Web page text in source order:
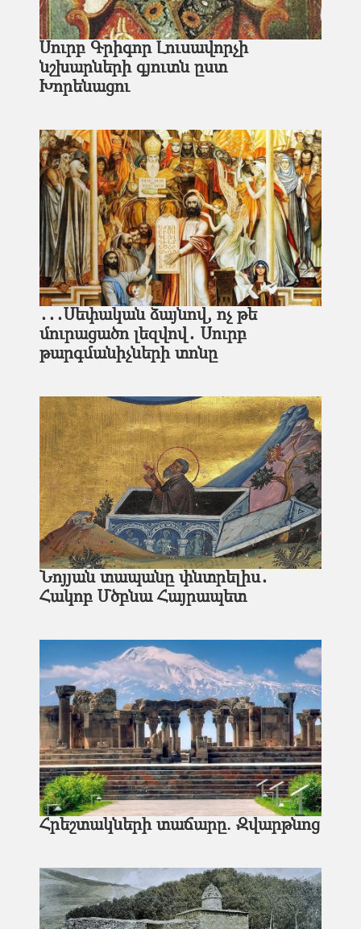
Սուրբ Գրիգոր Լուսավորչի
նշխարների գյուտն ըստ
Խորենացու
․․․Սեփական ձայնով, ոչ թե
մուրացածո լեզվով․ Սուրբ
թարգմանիչների տոնը
Նոյյան տապանը փնտրելիս․
Հակոբ Մծբնա Հայրապետ
Հրեշտակների տաճարը. Զվարթնոց